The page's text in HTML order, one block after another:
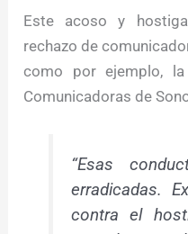
Este acoso y
rechazo de
como por ejemplo,
Comunicadoras de
“Esas
erradicadas.
contra el